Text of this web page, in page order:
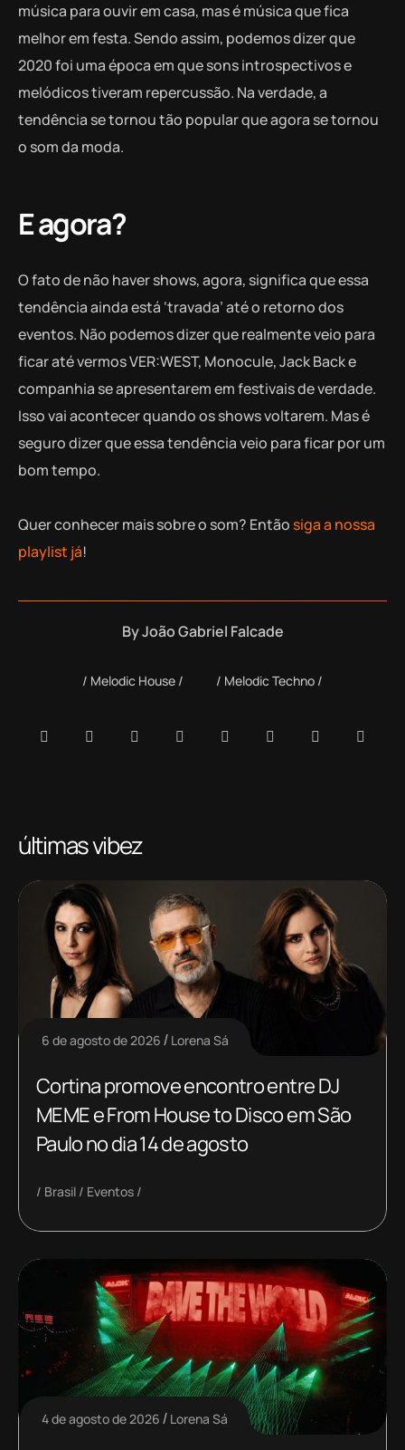
música para ouvir em casa, mas é música que fica
melhor em festa. Sendo assim, podemos dizer que
2020 foi uma época em que sons introspectivos e
melódicos tiveram repercussão. Na verdade, a
tendência se tornou tão popular que agora se tornou
o som da moda.
E agora?
O fato de não haver shows, agora, significa que essa
tendência ainda está ‘travada’ até o retorno dos
eventos. Não podemos dizer que realmente veio para
ficar até vermos VER:WEST, Monocule, Jack Back e
companhia se apresentarem em festivais de verdade.
Isso vai acontecer quando os shows voltarem. Mas é
seguro dizer que essa tendência veio para ficar por um
bom tempo.
Quer conhecer mais sobre o som? Entãosiga a nossa
playlist já!
ByJoão Gabriel Falcade
Melodic House Melodic Techno
últimas vibez
6 de agosto de 2026 Lorena Sá
Cortina promove encontro entre DJ
MEME e From House to Disco em São
Paulo no dia 14 de agosto
Brasil Eventos
4 de agosto de 2026 Lorena Sá